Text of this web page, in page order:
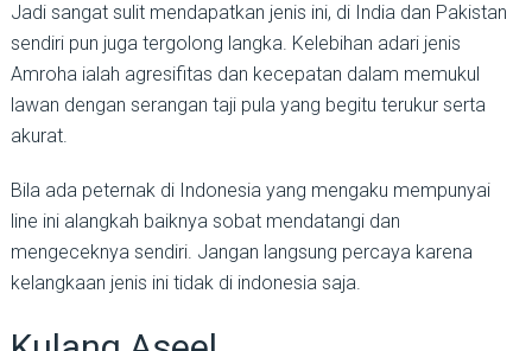
Jadi sangat sulit mendapatkan jenis ini, di India dan Pakistan
sendiri pun juga tergolong langka. Kelebihan adari jenis
Amroha ialah agresifitas dan kecepatan dalam memukul
lawan dengan serangan taji pula yang begitu terukur serta
akurat.
Bila ada peternak di Indonesia yang mengaku mempunyai
line ini alangkah baiknya sobat mendatangi dan
mengeceknya sendiri. Jangan langsung percaya karena
kelangkaan jenis ini tidak di indonesia saja.